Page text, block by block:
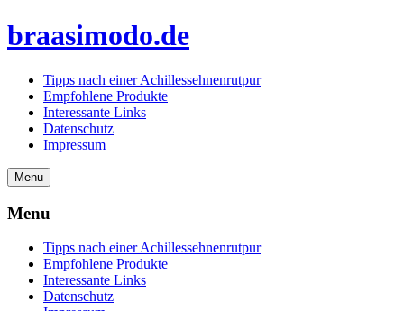
Skip
to
braasimodo.de
Tipps nach einer Achillessehnenrutpur
Empfohlene Produkte
Interessante Links
Datenschutz
Impressum
Menu
Menu
Tipps nach einer Achillessehnenrutpur
Empfohlene Produkte
Interessante Links
Datenschutz